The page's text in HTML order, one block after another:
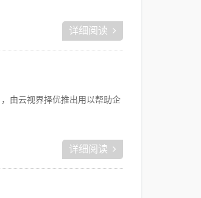
详细阅读
由云视界择优推出用以帮助企
详细阅读